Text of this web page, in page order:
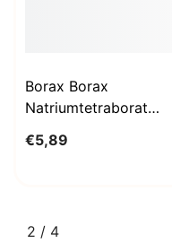
Borax Borax
Natriumtetraborat
STANLAB
€5,89
2 / von
4